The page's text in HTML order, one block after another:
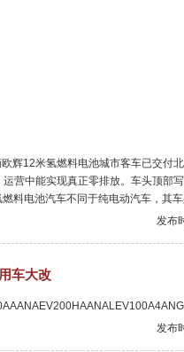
辉12米氢燃料电池城市客车已交付
营中能实现真正零排放。车头顶部
料电池汽车不同于纯电动汽车，其
发布
车大改
发布